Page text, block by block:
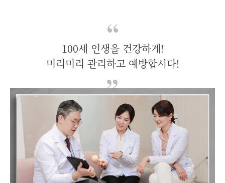
100세 인생을 건강하게!
미리미리 관리하고 예방합시다!